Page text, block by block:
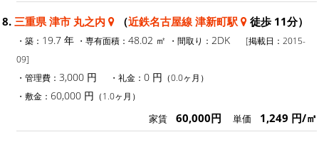
8. 三重県 津市 丸之内 （近鉄名古屋線 津新町駅 徒歩 11分）
・築： 19.7 年 ・専有面積： 48.02 ㎡ ・間取り： 2DK
[掲載日：2015-
09]
・管理費： 3,000 円 ・礼金： 0 円 （0.0ヶ月）
・敷金： 60,000 円 （1.0ヶ月）
家賃 60,000円 単価 1,249 円/㎡